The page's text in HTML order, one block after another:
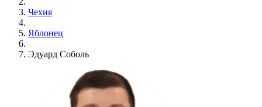
Чехия
Яблонец
Эдуард Соболь